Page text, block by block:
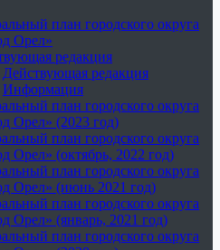
план городского округа
Орел»
редакция
Действующая редакция
Информация
план городского округа
Орел» (2023 год)
план городского округа
Орел» (октябрь, 2022 год)
план городского округа
Орел» (июнь 2021 год)
план городского округа
Орел» (январь, 2021 год)
план городского округа